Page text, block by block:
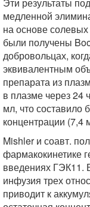
медленной
на основе
были получены
добровольцах,
эквивалентным
препарата из
в плазме через 24
мл, что составило
концентрации (7,4
Mishler и соавт.
фармакокинетике
введениях ГЭК11.
инфузия трех
приводит к